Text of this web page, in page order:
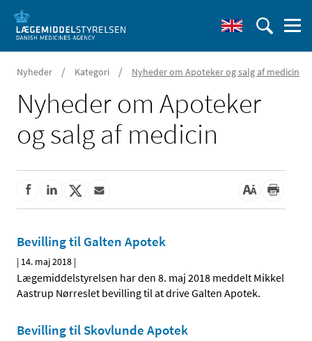
Nyheder / Kategori / Nyheder om Apoteker og salg af medicin
Nyheder om Apoteker
og salg af medicin
Bevilling til Galten Apotek
| 14. maj 2018 |
Lægemiddelstyrelsen har den 8. maj 2018 meddelt Mikkel
Aastrup Nørreslet bevilling til at drive Galten Apotek.
Bevilling til Skovlunde Apotek